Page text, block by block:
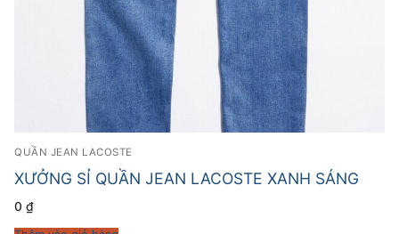
QUẦN JEAN LACOSTE
XƯỞNG SỈ QUẦN JEAN LACOSTE XANH SÁNG
0 ₫